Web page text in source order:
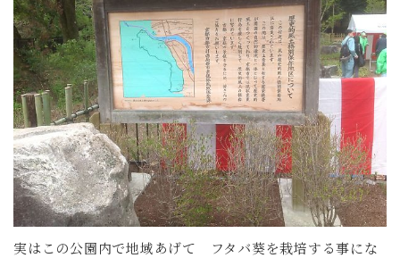
実はこの公園内で地域あげて フタバ葵を栽培する事にな